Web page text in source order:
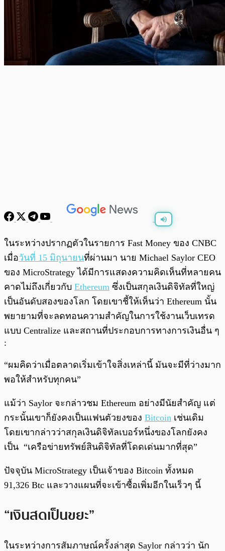
พร้อมเล่น
ในระหว่างปรากฏตัวในรายการ Fast Money ของ CNBC
เมื่อวันที่ 15 มิถุนายนที่ผ่านมา นาย Michael Saylor CEO
ของ MicroStrategy ได้มีการแสดงความคิดเห็นที่หลายคน
คาดไม่ถึงเกี่ยวกับ Ethereum ซึ่งเป็นสกุลเงินดิจิทัลที่ใหญ่
เป็นอันดับสองของโลก โดยเขาชี้ให้เห็นว่า Ethereum นั้น
พยายามที่จะลดทอนความสำคัญในการใช้งานเว็บเทรด
แบบ Centralize และสถานที่ประกอบการทางการเงินอื่น ๆ
:
“ผมคิดว่าเมื่อตลาดเริ่มเข้าใจสิ่งเหล่านี้ มันจะมีที่ว่างมาก
พอให้สำหรับทุกคน”
แม้ว่า Saylor จะกล่าวชม Ethereum อย่างมีนัยสำคัญ แต่
กระนั้นเขาก็ยังคงเป็นแฟนตัวยงของ Bitcoin เช่นเดิม
โดยเขากล่าวว่าสกุลเงินดิจิทัลเบอร์หนึ่งของโลกยังคง
เป็น “เครือข่ายทรัพย์สินดิจิทัลที่โดดเด่นมากที่สุด”
ปัจจุบัน MicroStrategy เป็นเจ้าของ Bitcoin ทั้งหมด
91,326 Btc และวางแผนที่จะเข้าซื้อเพิ่มอีกในเร็วๆ นี้
“เงินสดเป็นขยะ”
ในระหว่างการสัมภาษณ์ครั้งล่าสุด Saylor กล่าวว่า นัก